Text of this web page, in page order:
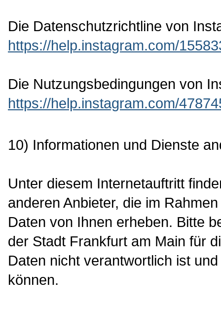
Die Datenschutzrichtline von
https://help.instagram.com/
Die Nutzungsbedingungen von
https://help.instagram.com/
10) Informationen und Dienste
Unter diesem Internetauftritt
anderen Anbieter, die im
Daten von Ihnen erheben. Bitte
der Stadt Frankfurt am Main für
Daten nicht verantwortlich ist
können.